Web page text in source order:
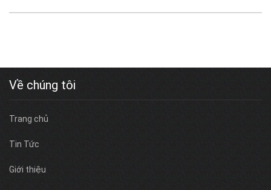
Về chúng tôi
Trang chủ
Tin Tức
Giới thiệu